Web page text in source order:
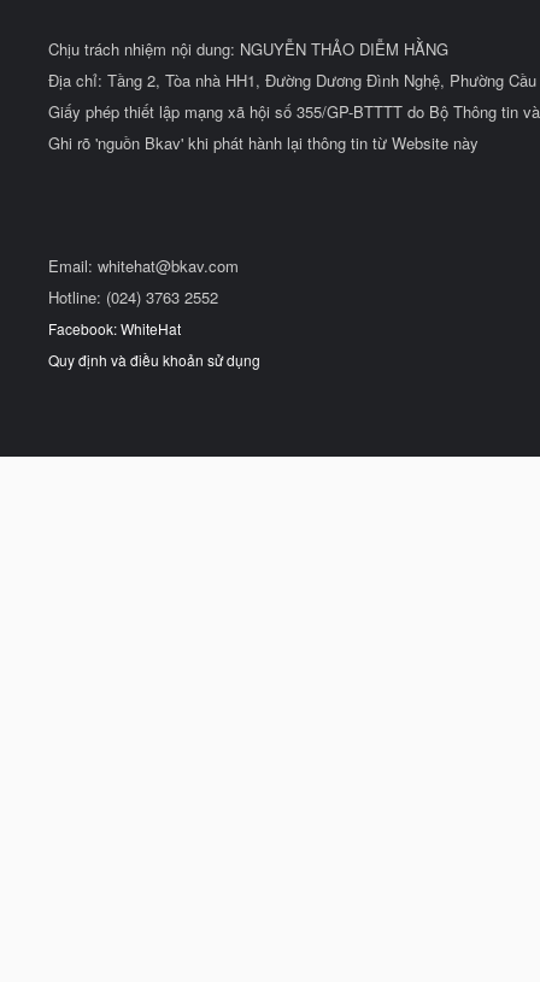
Chịu trách nhiệm nội dung: NGUYỄN THẢO DIỄM HẰNG
Địa chỉ: Tầng 2, Tòa nhà HH1, Đường Dương Đình Nghệ, Phường
Giấy phép thiết lập mạng xã hội số 355/GP-BTTTT do Bộ Thông tin
Ghi rõ 'nguồn Bkav' khi phát hành lại thông tin từ Website này
Email: whitehat@bkav.com
Hotline: (024) 3763 2552
Facebook: WhiteHat
Quy định và điều khoản sử dụng